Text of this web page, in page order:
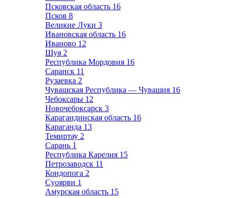
Псковская область 16
Псков 8
Великие Луки 3
Ивановская область 16
Иваново 12
Шуя 2
Республика Мордовия 16
Саранск 11
Рузаевка 2
Чувашская Республика — Чувашия 16
Чебоксары 12
Новочебоксарск 3
Карагандинская область 16
Караганда 13
Темиртау 2
Сарань 1
Республика Карелия 15
Петрозаводск 11
Кондопога 2
Суоярви 1
Амурская область 15